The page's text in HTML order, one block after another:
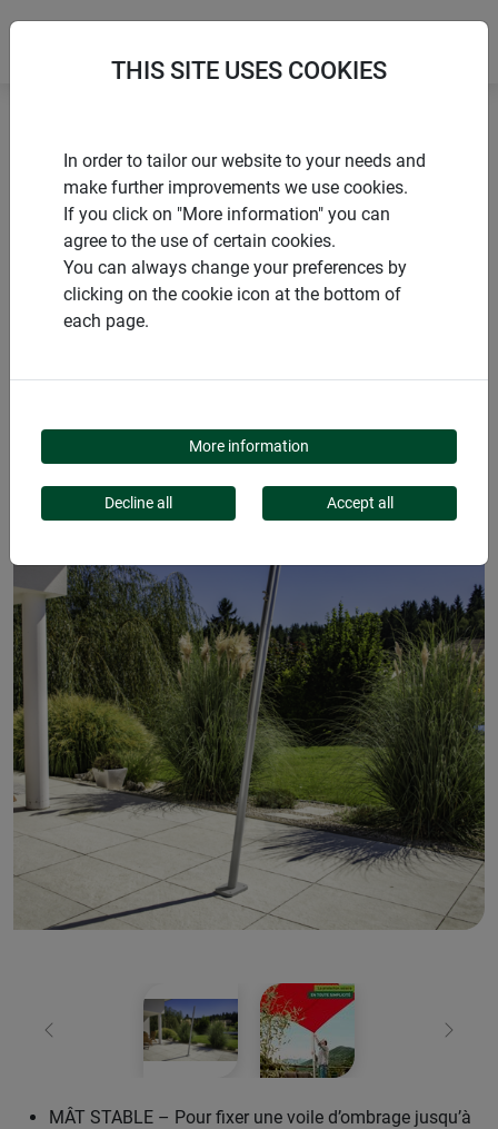
Accueil
Accessoires pour voile d'ombrage
Mât pour voile d’ombrage Prémium
PRODUITS
MÂT POUR VOILE
D’OMBRAGE PRÉMIUM
retour
MÂT STABLE – Pour fixer une voile d’ombrage jusqu’à
THIS SITE USES COOKIES
In order to tailor our website to your needs and
make further improvements we use cookies.
If you click on "More information" you can
agree to the use of certain cookies.
You can always change your preferences by
clicking on the cookie icon at the bottom of
each page.
More information
Decline all Accept all